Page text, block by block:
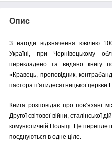
Опис
З нагоди відзначення ювілею
Україні, при Чернівецькому
перекладено та видано книгу
«Кравець, проповідник,
пастора п′ятидесятницької церкви
Книга розповідає про пов’язані
Другої світової війни, сталінської
комуністичній Польщі. Це
поєднуються в одне ціле.